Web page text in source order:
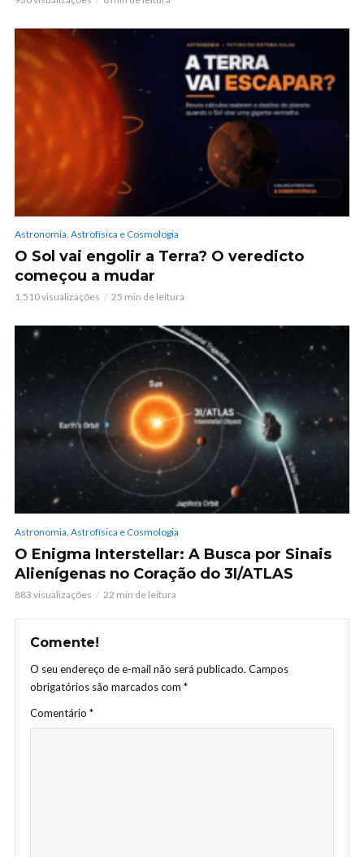
Astronomia, Astrofísica e Cosmologia
O Sol vai engolir a Terra? O veredicto
começou a mudar
1.510 visualizações 25 min de leitura
Astronomia, Astrofísica e Cosmologia
O Enigma Interstellar: A Busca por Sinais
Alienígenas no Coração do 3I/ATLAS
883 visualizações 22 min de leitura
Comente!
O seu endereço de e-mail não será publicado. Campos
obrigatórios são marcados com *
Comentário *